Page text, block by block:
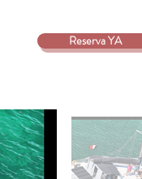
Reserva YA